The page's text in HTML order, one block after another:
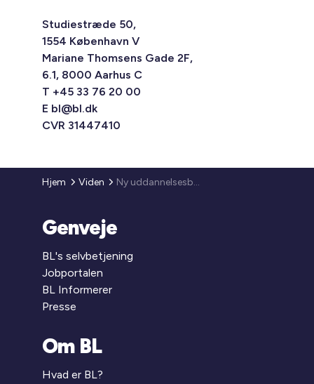
Studiestræde 50,
1554 København V
Mariane Thomsens Gade 2F,
6.1, 8000 Aarhus C
T +45 33 76 20 00
E bl@bl.dk
CVR 31447410
Hjem Viden Ny uddannelsesbekendtgørelse inden for erhvervsuddannelsesområdet og efterfølgende ændringer i ejendomsserviceteknikeruddannelsen
Genveje
BL's selvbetjening
Jobportalen
BL Informerer
Presse
Om BL
Hvad er BL?